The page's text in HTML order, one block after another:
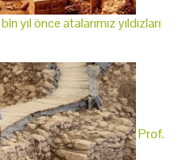
yıl önce atalarımız yıldızları
Prof.